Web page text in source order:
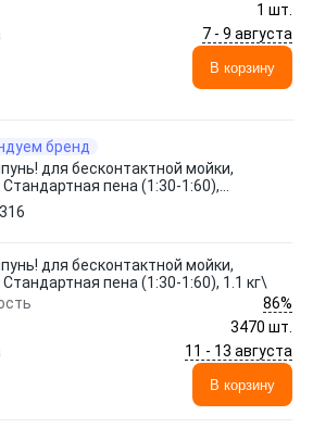
1 шт.
7 - 9 августа
В корзину
бренд
для бесконтактной мойки,
Стандартная пена (1:30-1:60),
для бесконтактной мойки,
Стандартная пена (1:30-1:60), 1.1 кг\
86%
3470 шт.
11 - 13 августа
В корзину